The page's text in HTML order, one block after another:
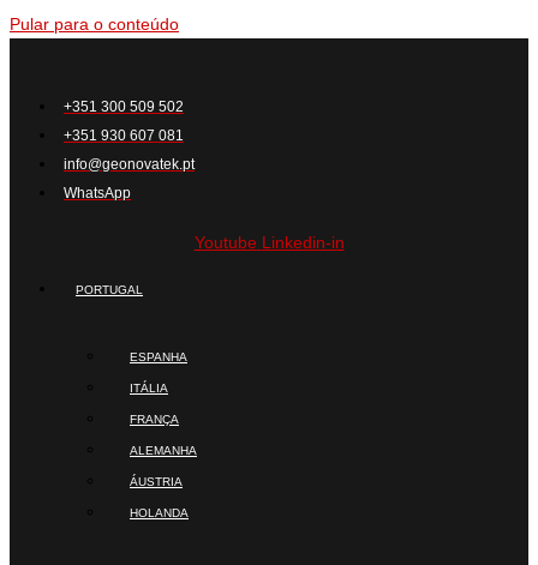
Pular para o conteúdo
+351 300 509 502
+351 930 607 081
info@geonovatek.pt
WhatsApp
Youtube Linkedin-in
PORTUGAL
ESPANHA
ITÁLIA
FRANÇA
ALEMANHA
ÁUSTRIA
HOLANDA